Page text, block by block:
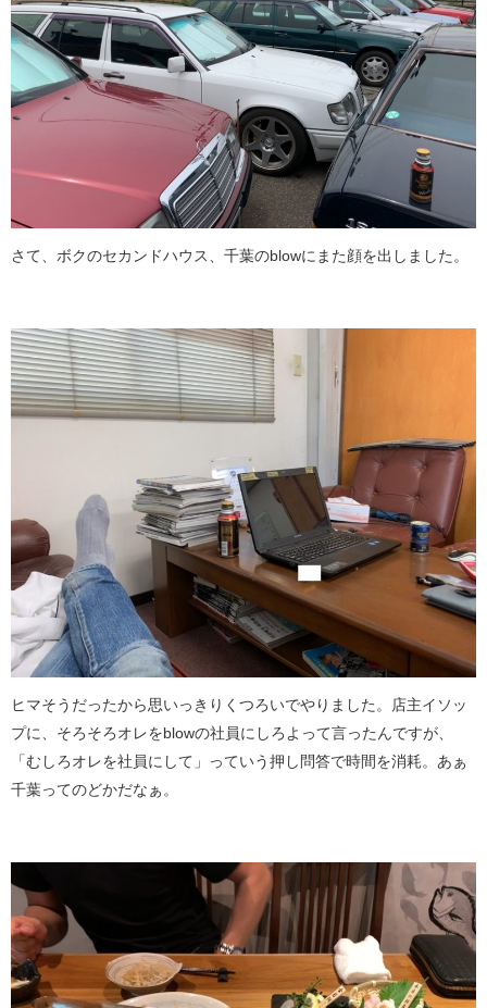
さて、ボクのセカンドハウス、千葉のblowにまた顔を出しました。
ヒマそうだったから思いっきりくつろいでやりました。店主イソッ
プに、そろそろオレをblowの社員にしろよって言ったんですが、
「むしろオレを社員にして」っていう押し問答で時間を消耗。あぁ
千葉ってのどかだなぁ。